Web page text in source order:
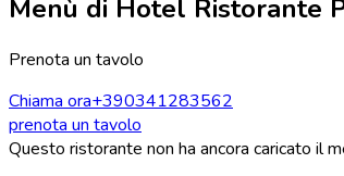
Menù di Hotel Ristorante
Prenota un tavolo
Chiama ora+390341283562
prenota un tavolo
Questo ristorante non ha ancora caricato il